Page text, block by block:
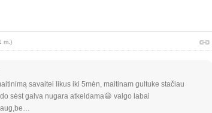
m.)
savaitei likus iki 5mėn, maitinam gultuke stačiau
sėst galva nugara atkeldama😃 valgo labai